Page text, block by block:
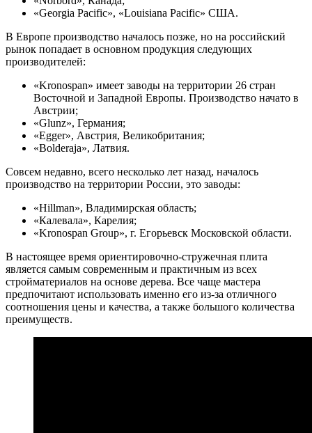
«Georgia Pacific», «Louisiana Pacific» США.
В Европе производство началось позже, но на российский
рынок попадает в основном продукция следующих
производителей:
«Kronospan» имеет заводы на территории 26 стран
Восточной и Западной Европы. Производство начато в
Австрии;
«Glunz», Германия;
«Egger», Австрия, Великобритания;
«Bolderaja», Латвия.
Совсем недавно, всего несколько лет назад, началось
производство на территории России, это заводы:
«Hillman», Владимирская область;
«Калевала», Карелия;
«Kronospan Group», г. Егорьевск Московской области.
В настоящее время ориентировочно-стружечная плита
является самым современным и практичным из всех
стройматериалов на основе дерева. Все чаще мастера
предпочитают использовать именно его из-за отличного
соотношения цены и качества, а также большого количества
преимуществ.